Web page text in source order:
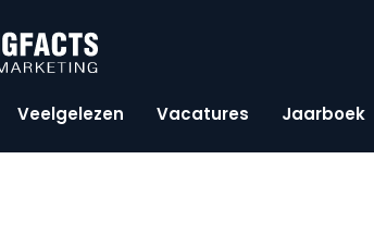
Veelgelezen Vacatures Jaarboek